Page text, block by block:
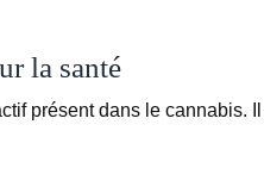
la santé
présent dans le